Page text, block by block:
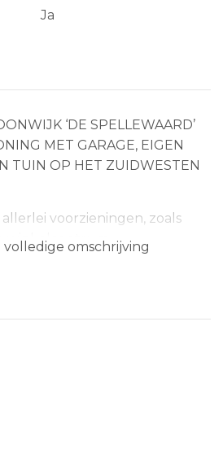
Ja
‘DE SPELLEWAARD’
MET GARAGE, EIGEN
TUIN OP HET ZUIDWESTEN
voorzieningen, zoals
winkelcentrum,
staat
stenen garage en een
De woonoppervlakte bedraagt
volledige omschrijving